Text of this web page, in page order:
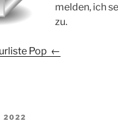
melden, ich
zu.
Pop ←
2022